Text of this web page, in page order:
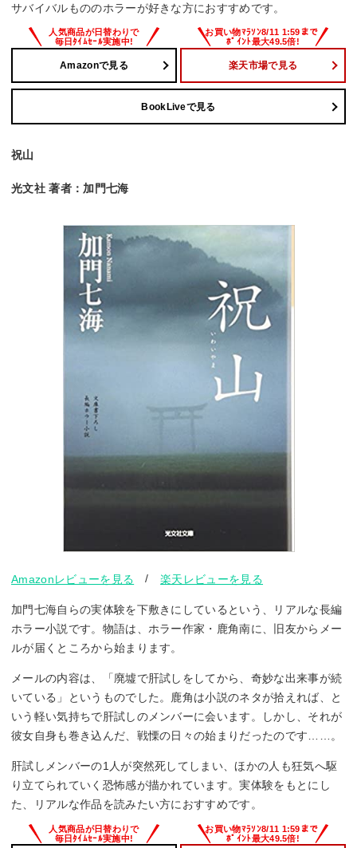
サバイバルもののホラーが好きな方におすすめです。
Amazonで見る 楽天市場で見る
BookLiveで見る
祝山
光文社 著者：加門七海
Amazonレビューを見る /楽天レビューを見る
加門七海自らの実体験を下敷きにしているという、リアルな長編
ホラー小説です。物語は、ホラー作家・鹿角南に、旧友からメー
ルが届くところから始まります。
メールの内容は、「廃墟で肝試しをしてから、奇妙な出来事が続
いている」というものでした。鹿角は小説のネタが拾えれば、と
いう軽い気持ちで肝試しのメンバーに会います。しかし、それが
彼女自身も巻き込んだ、戦慄の日々の始まりだったのです……。
肝試しメンバーの1人が突然死してしまい、ほかの人も狂気へ駆
り立てられていく恐怖感が描かれています。実体験をもとにし
た、リアルな作品を読みたい方におすすめです。